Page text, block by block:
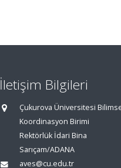
İletişim Bilgileri
Çukurova Üniversitesi
Koordinasyon Birimi
Rektörlük İdari Bina
Sarıçam/ADANA
aves@cu.edu.tr